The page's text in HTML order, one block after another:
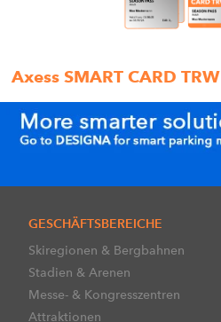
Axess SMART CARD TRW
GESCHÄFTSBEREICHE
Skiregionen & Bergbahnen
Stadien & Arenen
Messe- & Kongresszentren
Attraktionen